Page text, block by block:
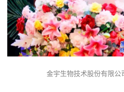
金宇生物技术股份有限公